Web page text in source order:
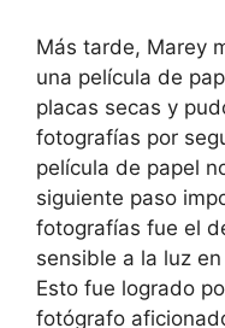
Más tarde, Marey
una película de
placas secas y
fotografías por
película de papel
siguiente paso
fotografías fue el
sensible a la luz
Esto fue logrado
fotógrafo